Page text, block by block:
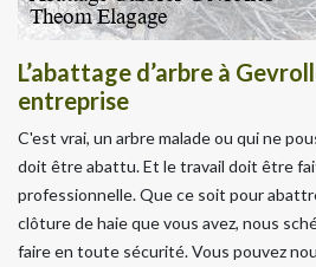
L’abattage d’arbre à
entreprise
C'est vrai, un arbre malade ou qui ne
doit être abattu. Et le travail doit être
professionnelle. Que ce soit pour
clôture de haie que vous avez, nous
faire en toute sécurité. Vous pouvez